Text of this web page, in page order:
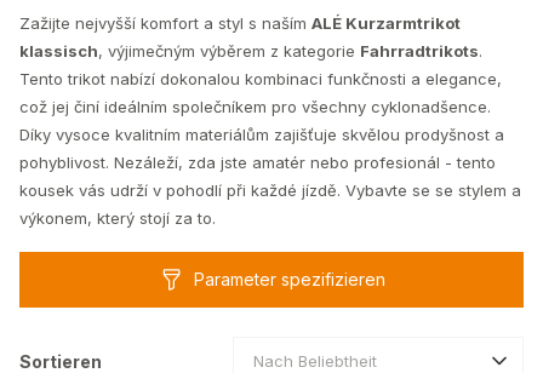
Zažijte nejvyšší komfort a styl s naším ALÉ Kurzarmtrikot
klassisch, výjimečným výběrem z kategorie Fahrradtrikots.
Tento trikot nabízí dokonalou kombinaci funkčnosti a elegance,
což jej činí ideálním společníkem pro všechny cyklonadšence.
Díky vysoce kvalitním materiálům zajišťuje skvělou prodyšnost a
pohyblivost. Nezáleží, zda jste amatér nebo profesionál - tento
kousek vás udrží v pohodlí při každé jízdě. Vybavte se se stylem a
výkonem, který stojí za to.
Parameter spezifizieren
Sortieren Nach Beliebtheit